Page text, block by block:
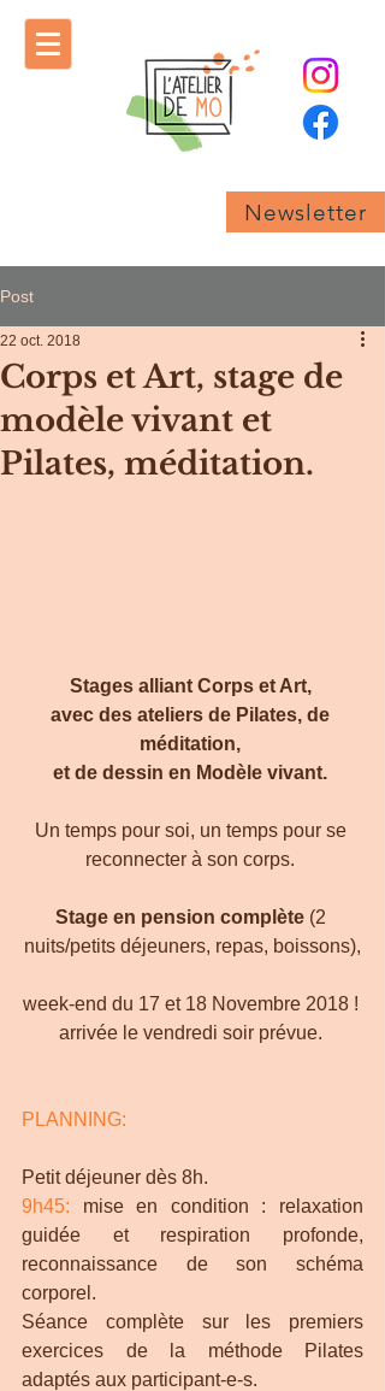
Newsletter
Post
Corps et Art, stage de
modèle vivant et
Pilates, méditation.
22 oct. 2018
Stages alliant Corps et Art,
avec des ateliers de Pilates, de
méditation,
et de dessin en Modèle vivant.
Un temps pour soi, un temps pour se
reconnecter à son corps.
Stage en pension complète (2
nuits/petits déjeuners, repas, boissons),
week-end du 17 et 18 Novembre 2018 !
arrivée le vendredi soir prévue.
PLANNING:
Petit déjeuner dès 8h.
9h45: mise en condition : relaxation
guidée et respiration profonde,
reconnaissance de son schéma
corporel.
Séance complète sur les premiers
exercices de la méthode Pilates
adaptés aux participant-e-s.